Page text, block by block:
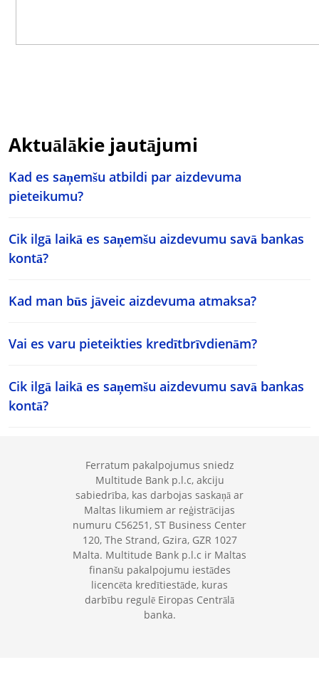
Aktuālākie jautājumi
Kad es saņemšu atbildi par aizdevuma
pieteikumu?
Cik ilgā laikā es saņemšu aizdevumu savā bankas
kontā?
Kad man būs jāveic aizdevuma atmaksa?
Vai es varu pieteikties kredītbrīvdienām?
Cik ilgā laikā es saņemšu aizdevumu savā bankas
kontā?
Ferratum pakalpojumus sniedz
Multitude Bank p.l.c, akciju
sabiedrība, kas darbojas saskaņā ar
Maltas likumiem ar reģistrācijas
numuru C56251, ST Business Center
120, The Strand, Gzira, GZR 1027
Malta. Multitude Bank p.l.c ir Maltas
finanšu pakalpojumu iestādes
licencēta kredītiestāde, kuras
darbību regulē Eiropas Centrālā
banka.